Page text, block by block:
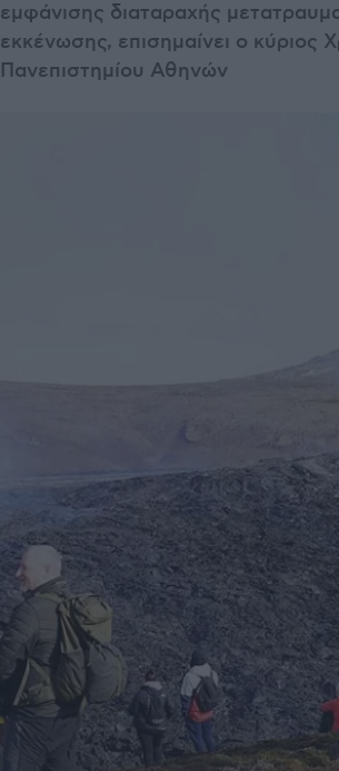
εμφάνισης διαταραχής
εκκένωσης, επισημαίνει ο κύριος
Πανεπιστημίου Αθηνών